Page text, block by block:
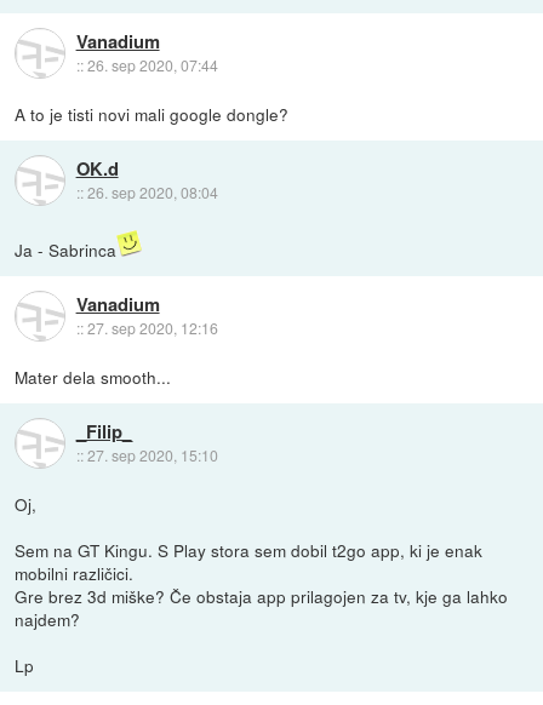
Vanadium
::26. sep 2020, 07:44
A to je tisti novi mali google dongle?
OK.d
::26. sep 2020, 08:04
Ja - Sabrinca
Vanadium
::27. sep 2020, 12:16
Mater dela smooth...
_Filip_
::27. sep 2020, 15:10
Oj,
Sem na GT Kingu. S Play stora sem dobil t2go app, ki je enak
mobilni različici.
Gre brez 3d miške? Če obstaja app prilagojen za tv, kje ga lahko
najdem?
Lp